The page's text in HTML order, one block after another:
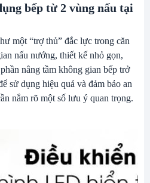
bếp từ 2 vùng nấu tại
một “trợ thủ” đắc lực trong căn
nấu nướng, thiết kế nhỏ gọn,
nâng tầm không gian bếp trở
sử dụng hiệu quả và đảm bảo an
nắm rõ một số lưu ý quan trọng.